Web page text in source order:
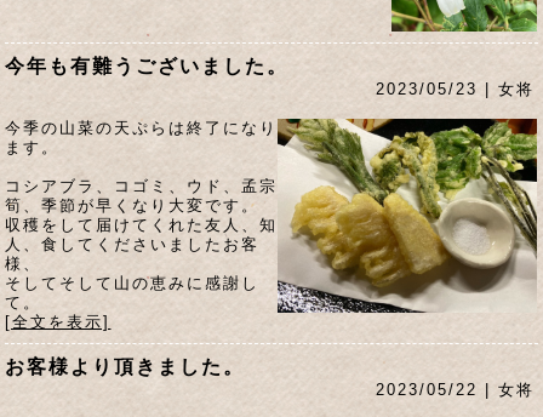
今年も有難うございました。
2023/05/23 | 女将
今季の山菜の天ぷらは終了になり
ます。
コシアブラ、コゴミ、ウド、孟宗
筍、季節が早くなり大変です。
収穫をして届けてくれた友人、知
人、食してくださいましたお客
様、
そしてそして山の恵みに感謝し
て。
[全文を表示]
お客様より頂きました。
2023/05/22 | 女将